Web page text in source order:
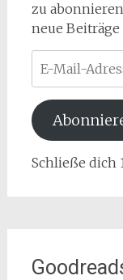
zu
neue
Mail-
Adresse
Schließe dich